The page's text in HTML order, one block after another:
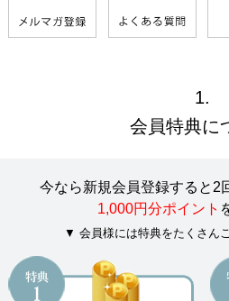
1.
会員特典に
今なら新規会員登録すると2
1,000円分ポイント
会員様には特典をたくさん